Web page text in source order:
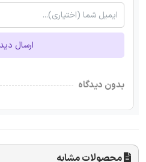
ارسال
بدون دیدگاه
محصولات مشابه